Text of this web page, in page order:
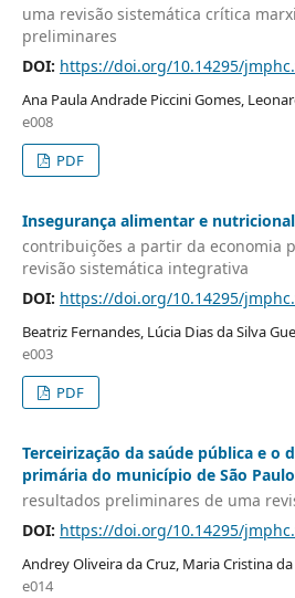
uma revisão sistemática crítica
preliminares
DOI: https://doi.org/10.14295/
Ana Paula Andrade Piccini Gomes,
e008
PDF
Insegurança alimentar e
contribuições a partir da economia
revisão sistemática integrativa
DOI: https://doi.org/10.14295/
Beatriz Fernandes, Lúcia Dias da Silva
e003
PDF
Terceirização da saúde pública e o
primária do município de São Paulo
resultados preliminares de uma
DOI: https://doi.org/10.14295/
Andrey Oliveira da Cruz, Maria Cristina
e014